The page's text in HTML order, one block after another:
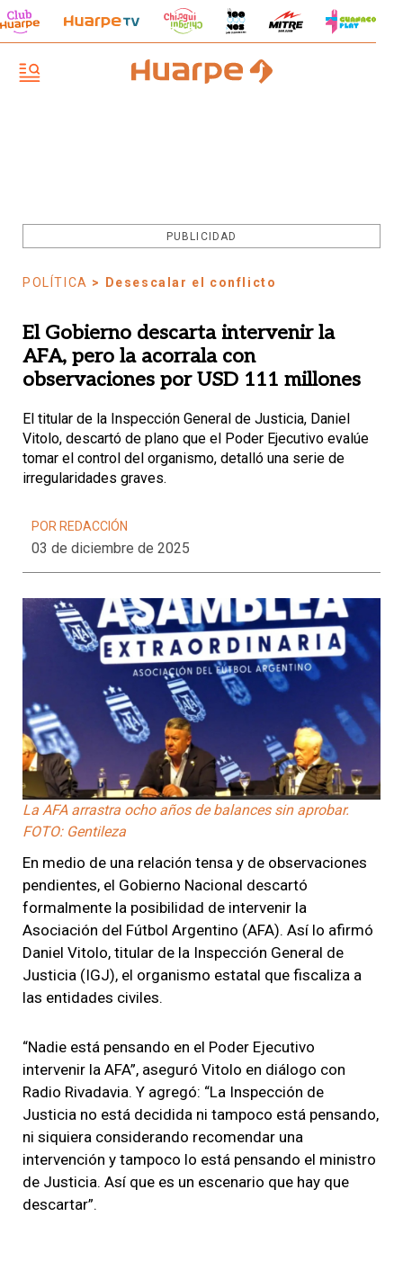
PUBLICIDAD
POLÍTICA > Desescalar el conflicto
El Gobierno descarta intervenir la
AFA, pero la acorrala con
observaciones por USD 111 millones
El titular de la Inspección General de Justicia, Daniel
Vitolo, descartó de plano que el Poder Ejecutivo evalúe
tomar el control del organismo, detalló una serie de
irregularidades graves.
POR REDACCIÓN
03 de diciembre de 2025
La AFA arrastra ocho años de balances sin aprobar.
FOTO: Gentileza
En medio de una relación tensa y de observaciones
pendientes, el Gobierno Nacional descartó
formalmente la posibilidad de intervenir la
Asociación del Fútbol Argentino (AFA). Así lo afirmó
Daniel Vitolo, titular de la Inspección General de
Justicia (IGJ), el organismo estatal que fiscaliza a
las entidades civiles.
“Nadie está pensando en el Poder Ejecutivo
intervenir la AFA”, aseguró Vitolo en diálogo con
Radio Rivadavia. Y agregó: “La Inspección de
Justicia no está decidida ni tampoco está pensando,
ni siquiera considerando recomendar una
intervención y tampoco lo está pensando el ministro
de Justicia. Así que es un escenario que hay que
descartar”.